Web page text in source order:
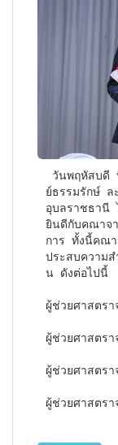
ย์ธรรมรักษ์ ล
อุบลราชธานี
ยินดีกับคณาจ
การ ทั้งนี้คณา
ประสบความ
น ดังต่อไปนี้
ผู้ช่วยศาสตร
ผู้ช่วยศาสตร
ผู้ช่วยศาสตร
ผู้ช่วยศาสตร